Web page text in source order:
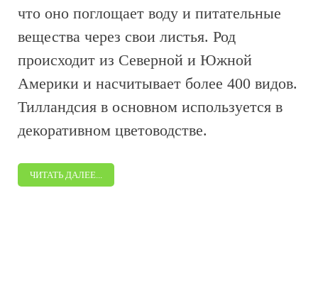
что оно поглощает воду и питательные
вещества через свои листья. Род
происходит из Северной и Южной
Америки и насчитывает более 400 видов.
Тилландсия в основном используется в
декоративном цветоводстве.
ЧИТАТЬ ДАЛЕЕ...